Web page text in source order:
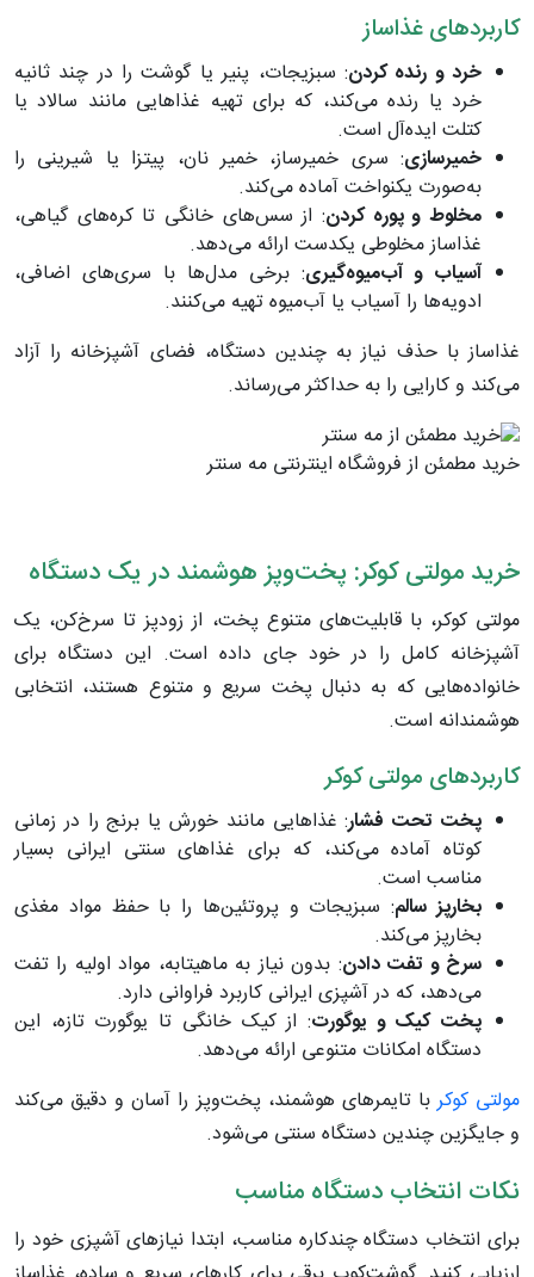
کاربردهای غذاساز
خرد و رنده کردن: سبزیجات، پنیر یا گوشت را در چند ثانیه
خرد یا رنده می‌کند، که برای تهیه غذاهایی مانند سالاد یا
کتلت ایده‌آل است.
خمیرسازی: سری خمیرساز، خمیر نان، پیتزا یا شیرینی را
به‌صورت یکنواخت آماده می‌کند.
مخلوط و پوره کردن: از سس‌های خانگی تا کره‌های گیاهی،
غذاساز مخلوطی یکدست ارائه می‌دهد.
آسیاب و آب‌میوه‌گیری: برخی مدل‌ها با سری‌های اضافی،
ادویه‌ها را آسیاب یا آب‌میوه تهیه می‌کنند.
غذاساز با حذف نیاز به چندین دستگاه، فضای آشپزخانه را آزاد
می‌کند و کارایی را به حداکثر می‌رساند.
خرید مطمئن از فروشگاه اینترنتی مه سنتر
خرید مولتی کوکر: پخت‌وپز هوشمند در یک دستگاه
مولتی کوکر، با قابلیت‌های متنوع پخت، از زودپز تا سرخ‌کن، یک
آشپزخانه کامل را در خود جای داده است. این دستگاه برای
خانواده‌هایی که به دنبال پخت سریع و متنوع هستند، انتخابی
هوشمندانه است.
کاربردهای مولتی کوکر
پخت تحت فشار: غذاهایی مانند خورش یا برنج را در زمانی
کوتاه آماده می‌کند، که برای غذاهای سنتی ایرانی بسیار
مناسب است.
بخارپز سالم: سبزیجات و پروتئین‌ها را با حفظ مواد مغذی
بخارپز می‌کند.
سرخ و تفت دادن: بدون نیاز به ماهیتابه، مواد اولیه را تفت
می‌دهد، که در آشپزی ایرانی کاربرد فراوانی دارد.
پخت کیک و یوگورت: از کیک خانگی تا یوگورت تازه، این
دستگاه امکانات متنوعی ارائه می‌دهد.
مولتی کوکربا تایمرهای هوشمند، پخت‌وپز را آسان و دقیق می‌کند
و جایگزین چندین دستگاه سنتی می‌شود.
نکات انتخاب دستگاه مناسب
برای انتخاب دستگاه چندکاره مناسب، ابتدا نیازهای آشپزی خود را